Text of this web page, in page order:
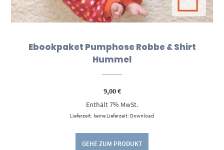
Ebookpaket Pumphose Robbe & Shirt
Hummel
9,00€
Enthält 7% MwSt.
Lieferzeit: keine Lieferzeit: Download
GEHE ZUM PRODUKT